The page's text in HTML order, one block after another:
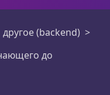
(backend)
до